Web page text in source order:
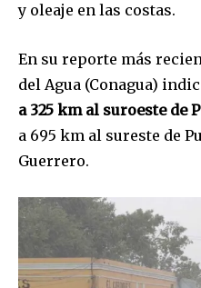
y oleaje en las costas.
En su reporte más
del Agua (Conagua)
a 325 km al suroeste de
a 695 km al sureste de
Guerrero.